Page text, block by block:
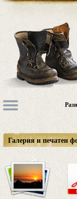
Галерия и печатен